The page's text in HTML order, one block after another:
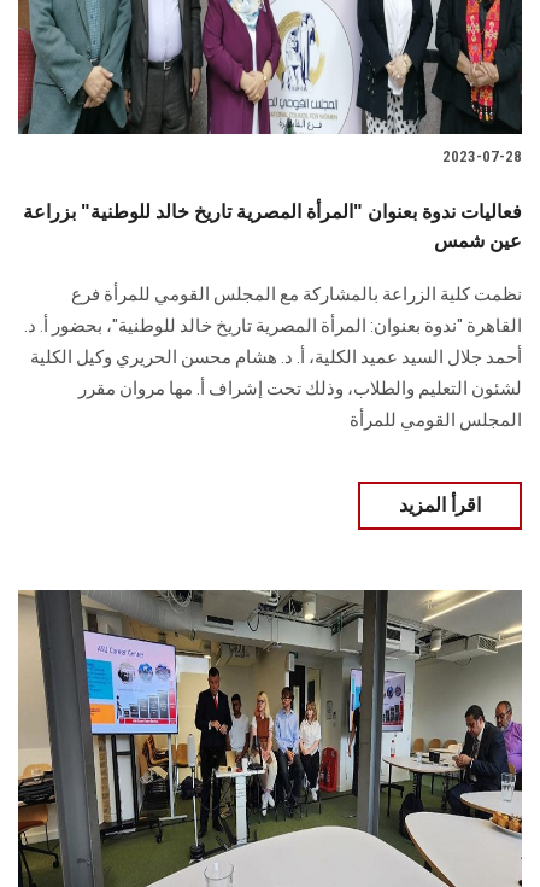
2023-07-28
فعاليات ندوة بعنوان "المرأة المصرية تاريخ خالد للوطنية" بزراعة
عين شمس
نظمت كلية الزراعة بالمشاركة مع المجلس القومي للمرأة فرع
القاهرة "ندوة بعنوان: المرأة المصرية تاريخ خالد للوطنية"، بحضور أ. د.
أحمد جلال السيد عميد الكلية، أ. د. هشام محسن الحریري وكيل الكلية
لشئون التعليم والطلاب، وذلك تحت إشراف أ. مها مروان مقرر
المجلس القومي للمرأة
اقرأ المزيد